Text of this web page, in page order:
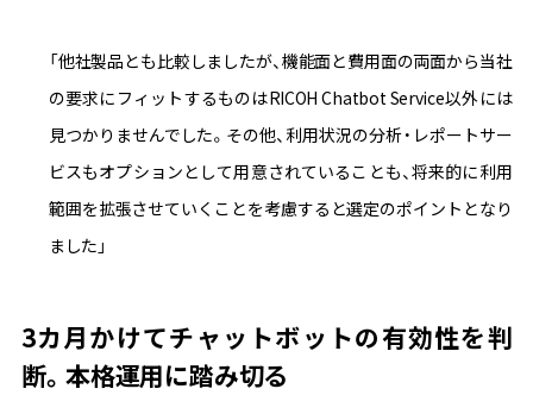
「他社製品とも比較しましたが、機能面と費用面の両面から当社
の要求にフィットするものはRICOH Chatbot Service以外には
見つかりませんでした。その他、利用状況の分析・レポートサー
ビスもオプションとして用意されていることも、将来的に利用
範囲を拡張させていくことを考慮すると選定のポイントとなり
ました」
3カ月かけてチャットボットの有効性を判
断。本格運用に踏み切る